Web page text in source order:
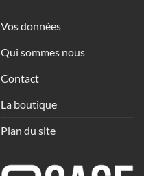
Vos données
Qui sommes nous
Contact
La boutique
Plan du site